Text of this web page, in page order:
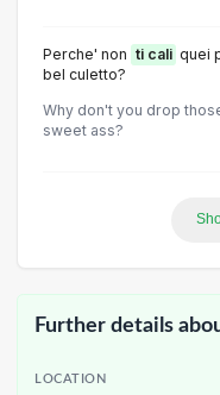
Perche' non ti cali quei
bel culetto?
Why don't you drop
sweet ass?
Further details
LOCATION